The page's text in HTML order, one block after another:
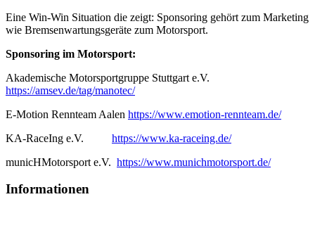
Eine Win-Win Situation die zeigt: Sponsoring gehört zum Marketing
wie Bremsenwartungsgeräte zum Motorsport.
Sponsoring im Motorsport:
Akademische Motorsportgruppe Stuttgart e.V.
https://amsev.de/tag/manotec/
E-Motion Rennteam Aalen https://www.emotion-rennteam.de/
KA-RaceIng e.V. https://www.ka-raceing.de/
municHMotorsport e.V. https://www.munichmotorsport.de/
Informationen